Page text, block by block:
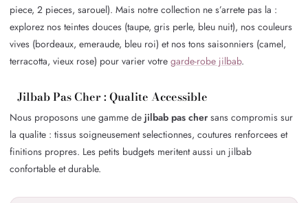
piece, 2 pieces, sarouel). Mais notre collection ne s’arrete pas la :
explorez nos teintes douces (taupe, gris perle, bleu nuit), nos couleurs
vives (bordeaux, emeraude, bleu roi) et nos tons saisonniers (camel,
terracotta, vieux rose) pour varier votre garde-robe jilbab.
Jilbab Pas Cher : Qualite Accessible
Nous proposons une gamme de jilbab pas cher sans compromis sur
la qualite : tissus soigneusement selectionnes, coutures renforcees et
finitions propres. Les petits budgets meritent aussi un jilbab
confortable et durable.